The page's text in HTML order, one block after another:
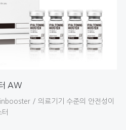
AW
/ 의료기기 수준의 안전성이